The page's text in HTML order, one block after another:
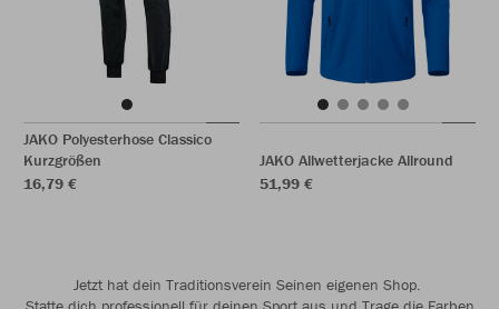
JAKO Polyesterhose Classico
Kurzgrößen
16,79 €
JAKO Allwetterjacke Allround
51,99 €
Jetzt hat dein Traditionsverein Seinen eigenen Shop.